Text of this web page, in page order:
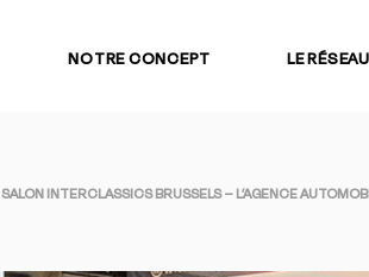
NOTRE CONCEPT LE RÉSEAU
SALON INTERCLASSICS BRUSSELS – L’AGENCE